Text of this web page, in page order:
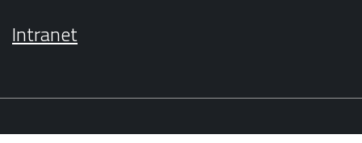
Intranet